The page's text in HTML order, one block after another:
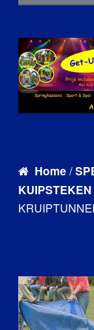
Home /
KUIPSTEKEN